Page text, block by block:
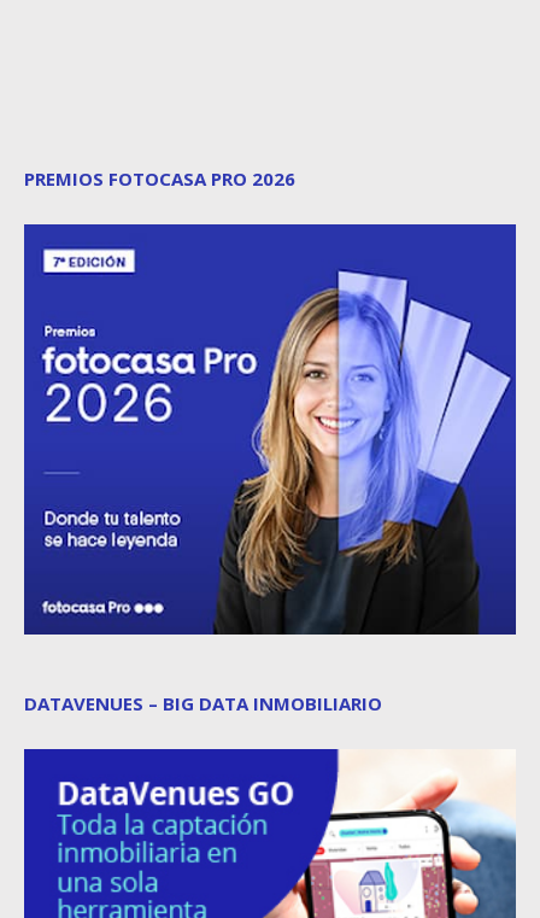
PREMIOS FOTOCASA PRO 2026
DATAVENUES – BIG DATA INMOBILIARIO